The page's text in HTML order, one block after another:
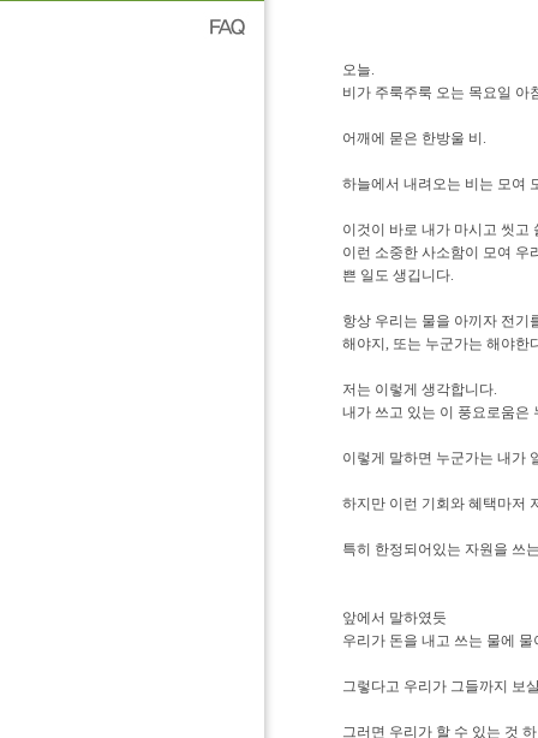
오늘.
비가 주룩주룩 오는 목요일 아
어깨에 묻은 한방울 비.
하늘에서 내려오는 비는 모여
이것이 바로 내가 마시고 씻고
이런 소중한 사소함이 모여 우
쁜 일도 생깁니다.
항상 우리는 물을 아끼자 전기
해야지, 또는 누군가는 해야한
저는 이렇게 생각합니다.
내가 쓰고 있는 이 풍요로움은
이렇게 말하면 누군가는 내가
하지만 이런 기회와 혜택마저
특히 한정되어있는 자원을 쓰
앞에서 말하였듯
우리가 돈을 내고 쓰는 물에
그렇다고 우리가 그들까지 보
그러면 우리가 할 수 있는 것